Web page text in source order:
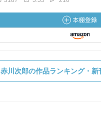
赤川次郎の作品ランキング・新